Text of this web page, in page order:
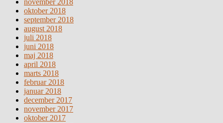
oktober 2018
september 2018
august 2018
juli 2018
juni 2018
maj 2018
april 2018
marts 2018
februar 2018
januar 2018
december 2017
november 2017
oktober 2017